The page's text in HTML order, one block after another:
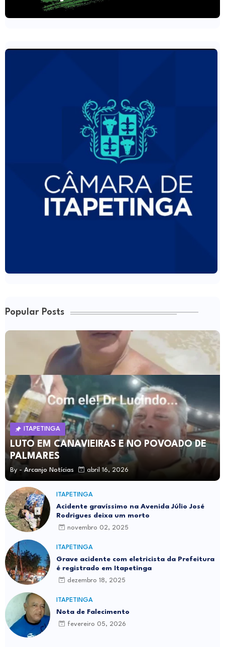
Popular Posts
ITAPETINGA
LUTO EM CANAVIEIRAS E NO POVOADO DE
PALMARES
By - Arcanjo Notícias abril 16, 2026
ITAPETINGA
Acidente gravíssimo na Avenida Júlio José
Rodrigues deixa um morto
novembro 02, 2025
ITAPETINGA
Grave acidente com eletricista da Prefeitura
é registrado em Itapetinga
dezembro 18, 2025
ITAPETINGA
Nota de Falecimento
fevereiro 05, 2026